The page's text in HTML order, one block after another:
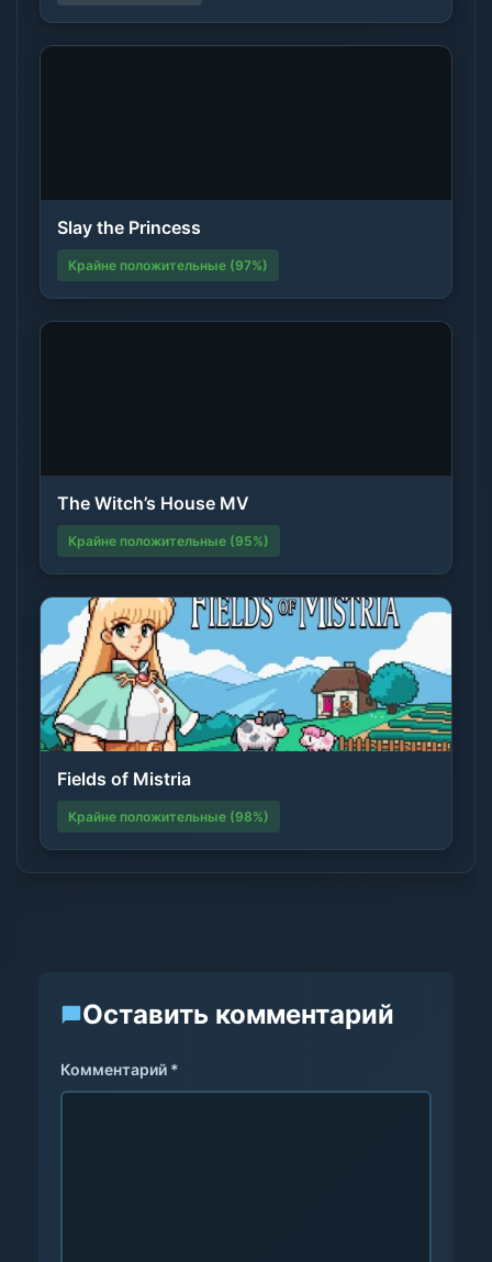
Slay the Princess
Крайне положительные (97%)
The Witch’s House MV
Крайне положительные (95%)
Fields of Mistria
Крайне положительные (98%)
Оставить комментарий
Комментарий *